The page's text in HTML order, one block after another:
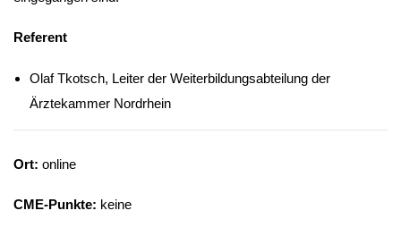
Referent
Olaf Tkotsch, Leiter der Weiterbildungsabteilung der
Ärztekammer Nordrhein
Ort: online
CME-Punkte: keine